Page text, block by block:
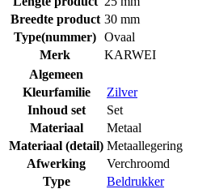
Breedte product 30 mm
Type(nummer) Ovaal
Merk
KARWEI
Algemeen
Kleurfamilie
Zilver
Inhoud set
Set
Materiaal
Metaal
Materiaal (detail) Metaallegering
Afwerking
Verchroomd
Type
Beldrukker